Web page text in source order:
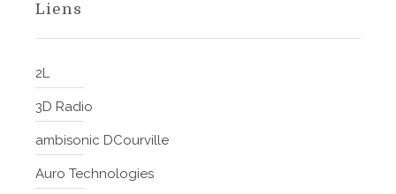
Liens
2L
3D Radio
ambisonic DCourville
Auro Technologies